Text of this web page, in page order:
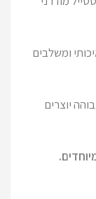
יוצרים את התכשיטים שלנו מכסף 925 איכותי ומשלבים
יוצרים